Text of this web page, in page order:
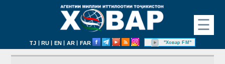
☰
TJ | RU | EN | AR | FAR "Ховар FM"